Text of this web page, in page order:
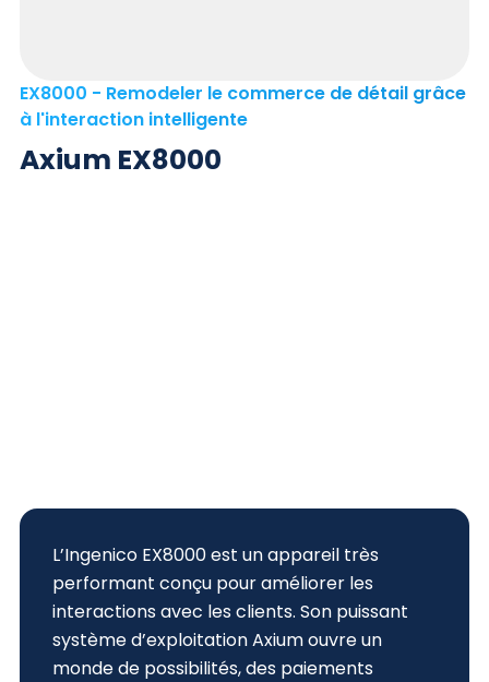
EX8000 - Remodeler le commerce de détail grâce
à l'interaction intelligente
Axium EX8000
L’Ingenico EX8000 est un appareil très
performant conçu pour améliorer les
interactions avec les clients. Son puissant
système d’exploitation Axium ouvre un
monde de possibilités, des paiements